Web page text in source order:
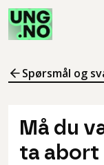
Spørsmål og
Må du
ta abort